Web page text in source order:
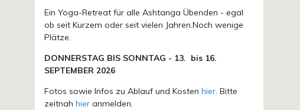
Ein Yoga-Retreat für alle Ashtanga Übenden - egal
ob seit Kurzem oder seit vielen Jahren.Noch wenige
Plätze.
DONNERSTAG BIS SONNTAG - 13. bis 16.
SEPTEMBER 2026
Fotos sowie Infos zu Ablauf und Kostenhier. Bitte
zeitnahhier anmelden.